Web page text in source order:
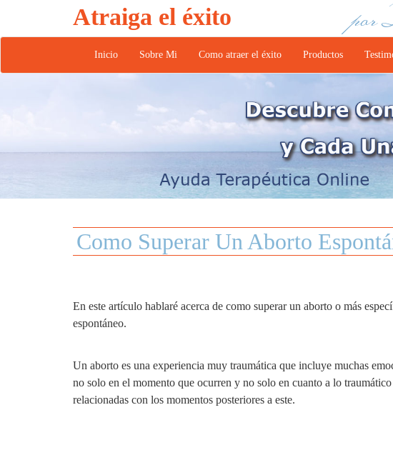
Atraiga el éxito por
Inicio Sobre Mi Como atraer el éxito Productos
Como Superar Un Aborto
En este artículo hablaré acerca de como superar un aborto o más
espontáneo.
Un aborto es una experiencia muy traumática que incluye muchas
no solo en el momento que ocurren y no solo en cuanto a lo
relacionadas con los momentos posteriores a este.